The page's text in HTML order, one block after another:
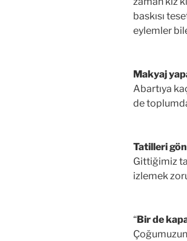
baskısı
eylemler
Makyaj
Abartıya
de
Tatilleri
Gittiğimiz
izlemek
“Bir de